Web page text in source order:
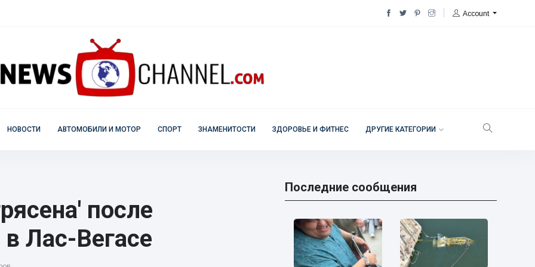
Account
НОВОСТИ АВТОМОБИЛИ И МОТОР СПОРТ ЗНАМЕНИТОСТИ ЗДОРОВЬЕ И ФИТНЕС ДРУГИЕ КАТЕГОРИИ
после
Лас-Вегасе
Последние сообщения